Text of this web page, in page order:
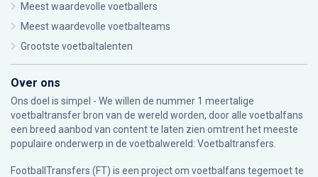
Meest waardevolle voetballers
Meest waardevolle voetbalteams
Grootste voetbaltalenten
Over ons
Ons doel is simpel - We willen de nummer 1 meertalige
voetbaltransfer bron van de wereld worden, door alle voetbalfans
een breed aanbod van content te laten zien omtrent het meeste
populaire onderwerp in de voetbalwereld: Voetbaltransfers.
FootballTransfers (FT) is een project om voetbalfans tegemoet te